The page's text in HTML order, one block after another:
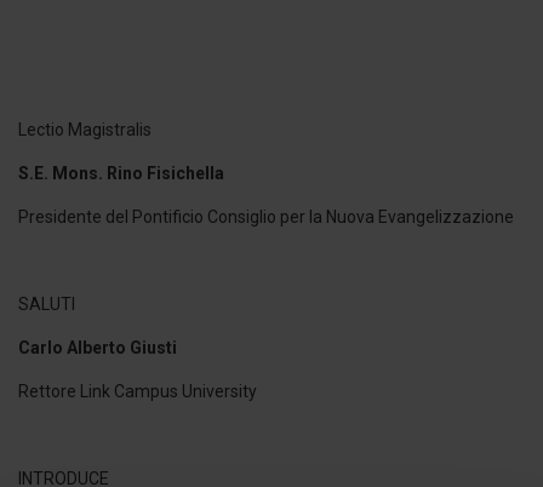
Lectio Magistralis
S.E. Mons. Rino Fisichella
Presidente del Pontificio Consiglio per la Nuova Evangelizzazione
SALUTI
Carlo Alberto Giusti
Rettore Link Campus University
INTRODUCE